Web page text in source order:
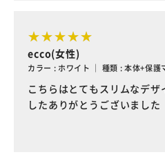
ecco(女性)
カラー : ホワイト ｜ 種類 : 本体+保護
こちらはとてもスリムなデ
したありがとうございました